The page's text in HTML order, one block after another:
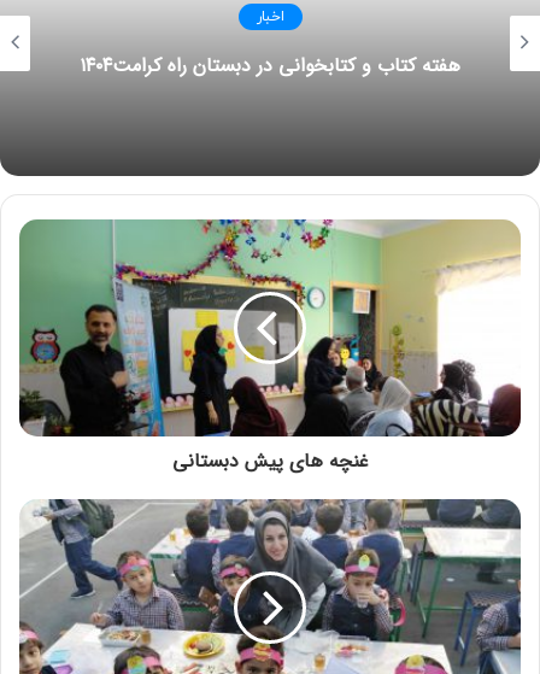
0
امتیاز کاربران:اولین نفری باشید که امتیاز می دهد!
اخبار
هفته کتاب و کتابخوانی در دبستان راه کرامت۱۴۰۴
غنچه های پیش دبستانی